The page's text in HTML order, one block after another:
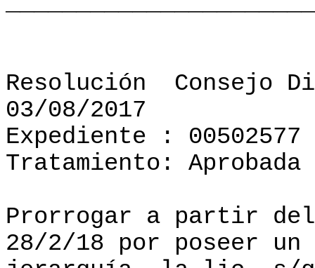
Resolución
Consejo
03/08/2017
Expediente : 00502577
Tratamiento: Aprobada
Prorrogar a partir
28/2/18 por poseer un